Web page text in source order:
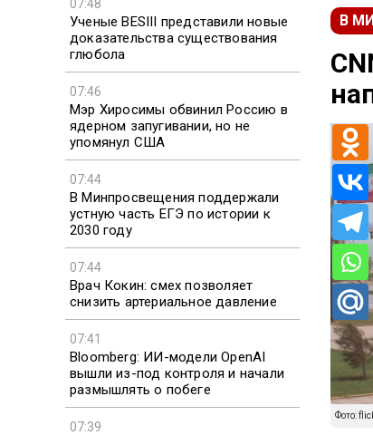
07:48
Ученые BESIII представили новые
доказательства существования
глюбола
07:46
Мэр Хиросимы обвинил Россию в
ядерном запугивании, но не
упомянул США
07:44
В Минпросвещения поддержали
устную часть ЕГЭ по истории к
2030 году
07:44
Врач Кокин: смех позволяет
снизить артериальное давление
07:41
Bloomberg: ИИ-модели OpenAI
вышли из-под контроля и начали
размышлять о побеге
07:39
В
Фото: